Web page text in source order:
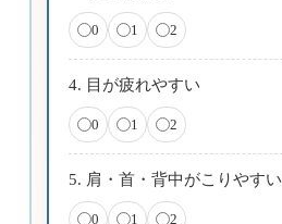
0 1 2
4. 目が疲れやすい
0 1 2
5. 肩・首・背中がこりやすい
0 1 2